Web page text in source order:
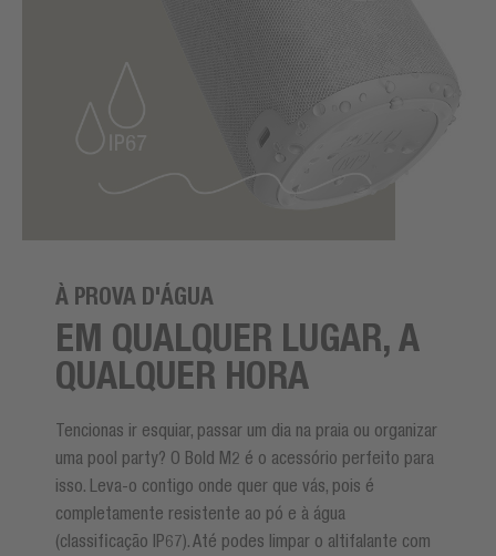
À PROVA D'ÁGUA
EM QUALQUER LUGAR, A
QUALQUER HORA
Tencionas ir esquiar, passar um dia na praia ou organizar
uma pool party? O Bold M2 é o acessório perfeito para
isso. Leva-o contigo onde quer que vás, pois é
completamente resistente ao pó e à água
(classificação IP67). Até podes limpar o altifalante com